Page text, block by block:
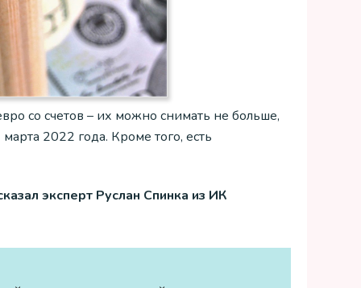
со счетов – их можно снимать не больше,
2022 года. Кроме того, есть
эксперт Руслан Спинка из ИК